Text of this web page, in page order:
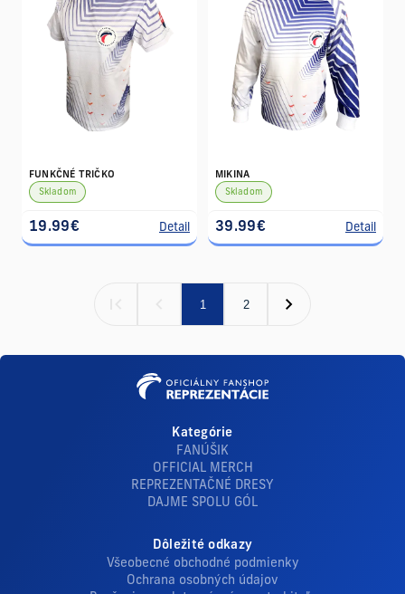
FUNKČNÉ TRIČKO
Skladom
19.99€ Detail
MIKINA
Skladom
39.99€ Detail
1 2
Kategórie
FANÚŠIK
OFFICIAL MERCH
REPREZENTAČNÉ DRESY
DAJME SPOLU GÓL
Dôležité odkazy
Všeobecné obchodné podmienky
Ochrana osobných údajov